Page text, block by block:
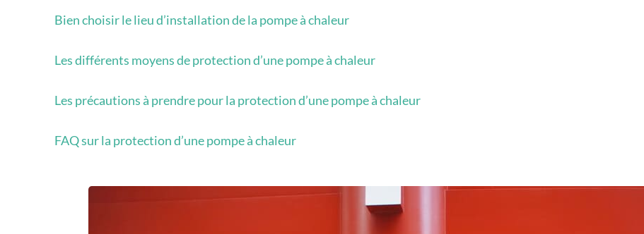
Bien choisir le lieu d’installation de la pompe à chaleur
Les différents moyens de protection d’une pompe à chaleur
Les précautions à prendre pour la protection d’une pompe à chaleur
FAQ sur la protection d’une pompe à chaleur